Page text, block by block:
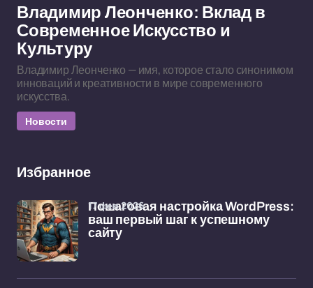
Владимир Леонченко: Вклад в
Современное Искусство и
Культуру
Владимир Леонченко — имя, которое стало синонимом
инноваций и креативности в мире современного
искусства.
Новости
Избранное
Пошаговая настройка WordPress:
ваш первый шаг к успешному
сайту
17 фев 2026